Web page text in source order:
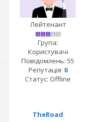
Лейтенант
Група:
Користувачі
Повідомлень: 55
Репутація: 0
Статус: Offline
TheRoad